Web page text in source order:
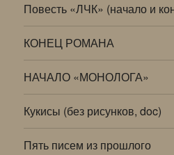
Повесть «ЛЧК» (начало и
КОНЕЦ РОМАНА
НАЧАЛО «МОНОЛОГА»
Кукисы (без рисунков, doc)
Пять писем из прошлого